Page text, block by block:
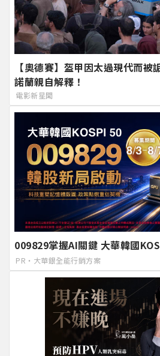
【奧德賽】盔甲因太過現代而被
諾蘭親自解釋！
電影新星聞
009829掌握AI關鍵 大華韓國
PR・大華銀全能行銷方案